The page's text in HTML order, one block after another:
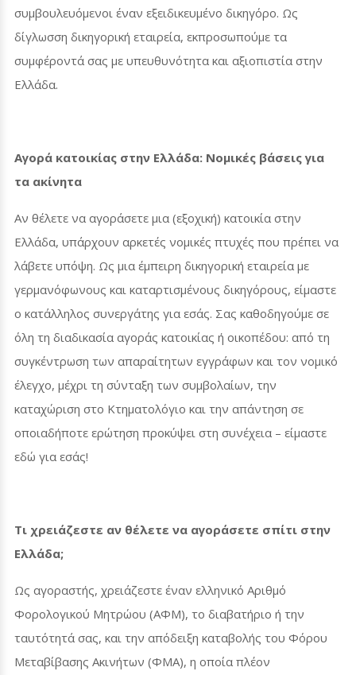
συμβουλευόμενοι έναν εξειδικευμένο δικηγόρο. Ως
δίγλωσση δικηγορική εταιρεία, εκπροσωπούμε τα
συμφέροντά σας με υπευθυνότητα και αξιοπιστία στην
Ελλάδα.
Αγορά κατοικίας στην Ελλάδα: Νομικές βάσεις για
τα ακίνητα
Αν θέλετε να αγοράσετε μια (εξοχική) κατοικία στην
Ελλάδα, υπάρχουν αρκετές νομικές πτυχές που πρέπει να
λάβετε υπόψη. Ως μια έμπειρη δικηγορική εταιρεία με
γερμανόφωνους και καταρτισμένους δικηγόρους, είμαστε
ο κατάλληλος συνεργάτης για εσάς. Σας καθοδηγούμε σε
όλη τη διαδικασία αγοράς κατοικίας ή οικοπέδου: από τη
συγκέντρωση των απαραίτητων εγγράφων και τον νομικό
έλεγχο, μέχρι τη σύνταξη των συμβολαίων, την
καταχώριση στο Κτηματολόγιο και την απάντηση σε
οποιαδήποτε ερώτηση προκύψει στη συνέχεια – είμαστε
εδώ για εσάς!
Τι χρειάζεστε αν θέλετε να αγοράσετε σπίτι στην
Ελλάδα;
Ως αγοραστής, χρειάζεστε έναν ελληνικό Αριθμό
Φορολογικού Μητρώου (ΑΦΜ), το διαβατήριο ή την
ταυτότητά σας, και την απόδειξη καταβολής του Φόρου
Μεταβίβασης Ακινήτων (ΦΜΑ), η οποία πλέον